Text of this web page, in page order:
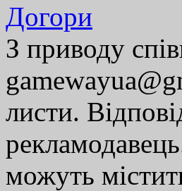
Догори
З приводу
листи.
можуть